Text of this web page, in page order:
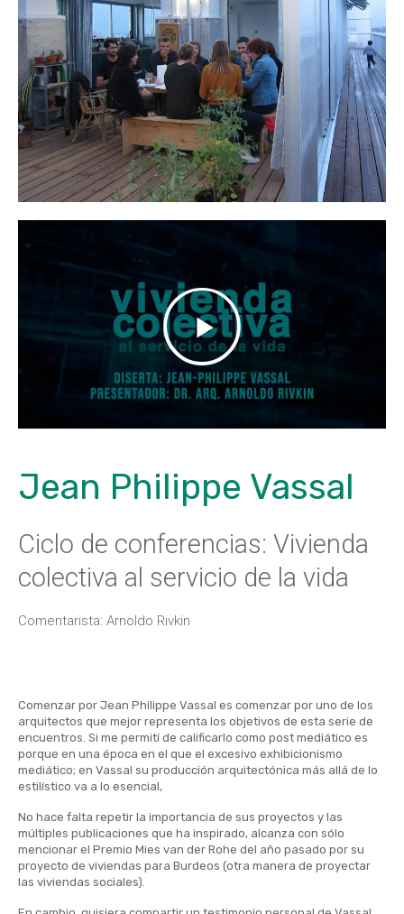
Play Mute Settings
Enter
Play
Jean Philippe Vassal
Ciclo de conferencias: Vivienda
colectiva al servicio de la vida
Comentarista: Arnoldo Rivkin
Comenzar por Jean Philippe Vassal es comenzar por uno de los
arquitectos que mejor representa los objetivos de esta serie de
encuentros. Si me permití de calificarlo como post mediático es
porque en una época en el que el excesivo exhibicionismo
mediático; en Vassal su producción arquitectónica más allá de lo
estilístico va a lo esencial,
No hace falta repetir la importancia de sus proyectos y las
múltiples publicaciones que ha inspirado, alcanza con sólo
mencionar el Premio Mies van der Rohe del año pasado por su
proyecto de viviendas para Burdeos (otra manera de proyectar
las viviendas sociales).